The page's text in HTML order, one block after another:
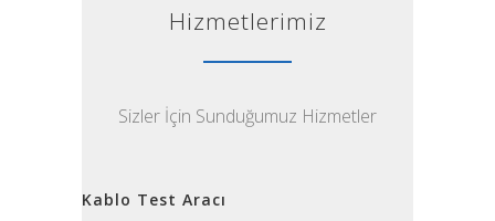
Hizmetlerimiz
Sizler İçin Sunduğumuz Hizmetler
Kablo Test Aracı